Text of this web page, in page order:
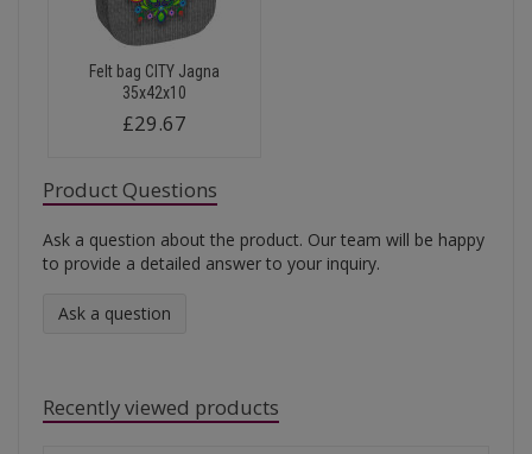
Felt bag CITY Jagna
35x42x10
£29.67
Product Questions
Ask a question about the product. Our team will be happy
to provide a detailed answer to your inquiry.
Ask a question
Recently viewed products